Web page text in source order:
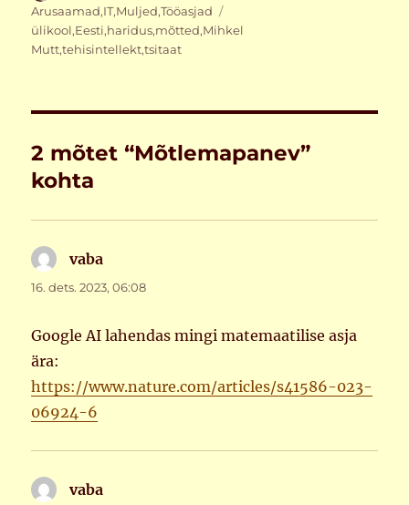
Arusaamad,IT,Muljed,Tööasjad
ülikool,Eesti,haridus,mõtted,Mihkel
Mutt,tehisintellekt,tsitaat
2 mõtet “Mõtlemapanev”
kohta
vaba
16. dets. 2023, 06:08
Google AI lahendas mingi matemaatilise asja
ära:
https://www.nature.com/articles/s41586-023-
06924-6
vaba